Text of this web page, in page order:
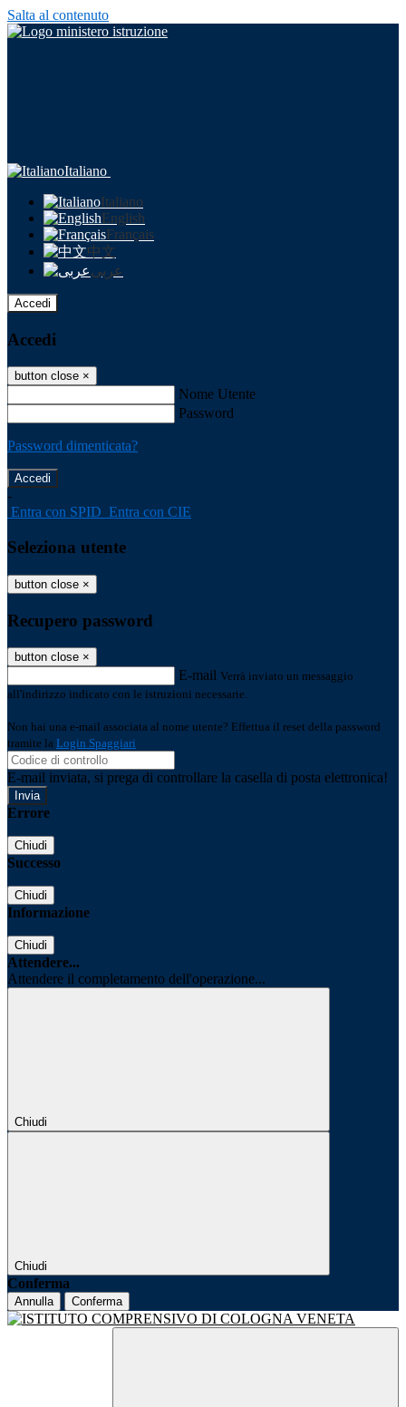
Salta al contenuto
Italiano
Italiano
English
Français
中文
عربى
Accedi
Accedi
button close ×
Nome Utente
Password
Password dimenticata?
-
Entra con SPID Entra con CIE
Seleziona utente
button close ×
Recupero password
button close ×
E-mail Verrà inviato un messaggio
all'indirizzo indicato con le istruzioni necessarie.
Non hai una e-mail associata al nome utente? Effettua il reset della password
tramite la Login Spaggiari
E-mail inviata, si prega di controllare la casella di posta elettronica!
Errore
Chiudi
Successo
Chiudi
Informazione
Chiudi
Attendere...
Attendere il completamento dell'operazione...
Chiudi
Chiudi
Conferma
Annulla Conferma